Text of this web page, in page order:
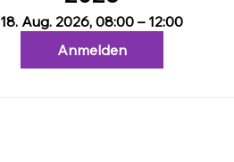
18. Aug. 2026, 08:00 – 12:00
Anmelden